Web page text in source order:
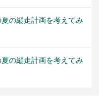
夏の縦走計画を考えてみ
夏の縦走計画を考えてみ